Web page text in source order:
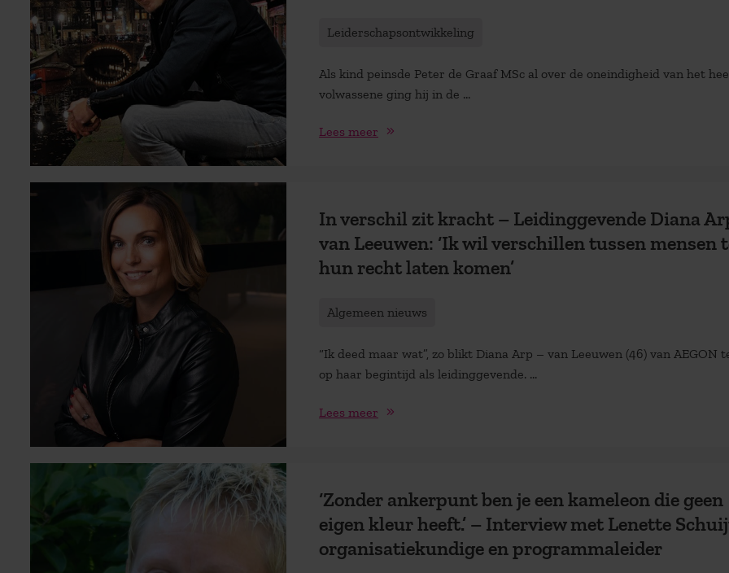
Leiderschapsontwikkeling
Als kind peinsde Peter de Graaf MSc al over de oneindigheid van het
volwassene ging hij in de ...
Lees meer
In verschil zit kracht – Leidinggevende Diana
van Leeuwen: ‘Ik wil verschillen tussen mensen
hun recht laten komen’
Algemeen nieuws
“Ik deed maar wat”, zo blikt Diana Arp – van Leeuwen (46) van AEGON
op haar begintijd als leidinggevende. ...
Lees meer
‘Zonder ankerpunt ben je een kameleon die geen
eigen kleur heeft.’ – Interview met Lenette
organisatiekundige en programmaleider